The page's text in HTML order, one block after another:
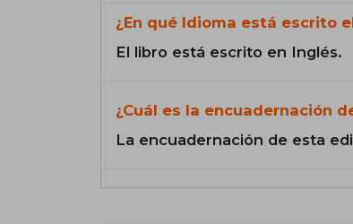
¿En qué Idioma está escrito
El libro está escrito en Inglés.
¿Cuál es la encuadernación
La encuadernación de esta